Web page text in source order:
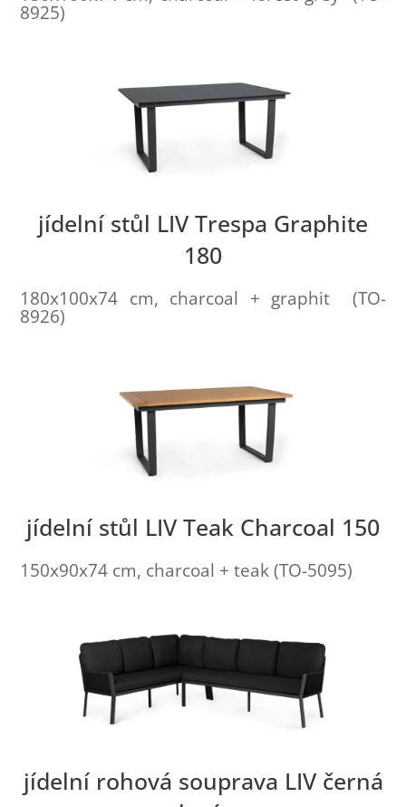
8925)
jídelní stůl LIV Trespa Graphite
180
180x100x74 cm, charcoal + graphit (TO-
8926)
jídelní stůl LIV Teak Charcoal 150
150x90x74 cm, charcoal + teak (TO-5095)
jídelní rohová souprava LIV černá